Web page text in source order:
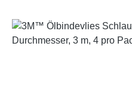
Bildergalerie überspringen